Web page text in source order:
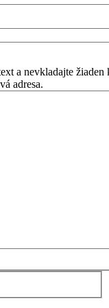
a nevkladajte
adresa.